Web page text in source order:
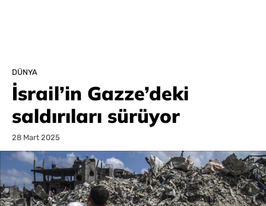
DÜNYA
İsrail’in Gazze’deki
saldırıları sürüyor
28 Mart 2025